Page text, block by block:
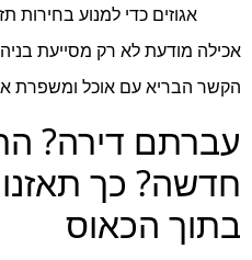
אגוזים כדי למנוע בחירות
אכילה מודעת לא רק מסייעת
הקשר הבריא עם אוכל ומשפרת
עברתם דירה?
חדשה? כך
בתוך הכאוס